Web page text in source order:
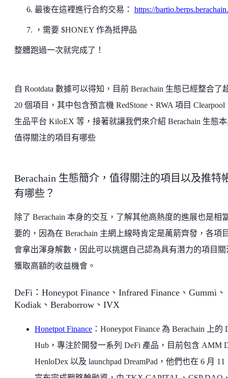
最後在這裡進行合約交易： https://
，需要 $HONEY 作為抵押品
整體跑過一次就完成了！
自 Rootdata 數據可以得知，目前 Berachain 生態已經整合了
20 個項目，其中包含預言機 RedStone、RWA 項目 Clearpool
生品平台 KiloEX 等，接著就讓我們來介紹 Berachain 生態
值得關注的項目有哪些
Berachain 生態簡介，值得關注的項目以及推特
有哪些？
除了 Berachain 本身的交互，了解其他高熱度的進展也是相
要的，因為在 Berachain 主網上線時肯定是萬箭齊發，各項
會拿出渾身解數，因此可以挑選自己認為具有潛力的項目關
獲取高額的收益機會。
DeFi：Honeypot Finance、Infrared Finance、Gummi、
Kodiak、Beraborrow、IVX
Honetpot Finance ：Honeypot Finance 為 Berachain 上的
Hub，專注於開發一系列 DeFi 產品，目前包含 AMM
HenloDex 以及 launchpad DreamPad，他們也在 6 月 11